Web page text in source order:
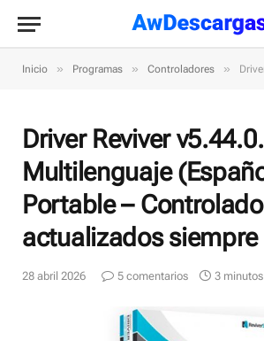
Inicio » Programas » Controladores » Driver Reviver
Driver Reviver
Multilenguaje
Portable –
actualizados siempre
28 abril 2026 5 comentarios 3